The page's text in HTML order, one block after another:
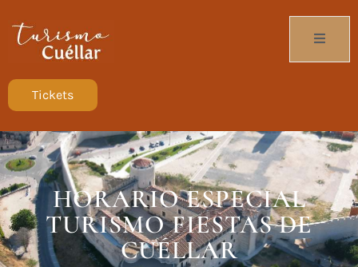
Tickets
HORARIO ESPECIAL
TURISMO FIESTAS DE
CUÉLLAR